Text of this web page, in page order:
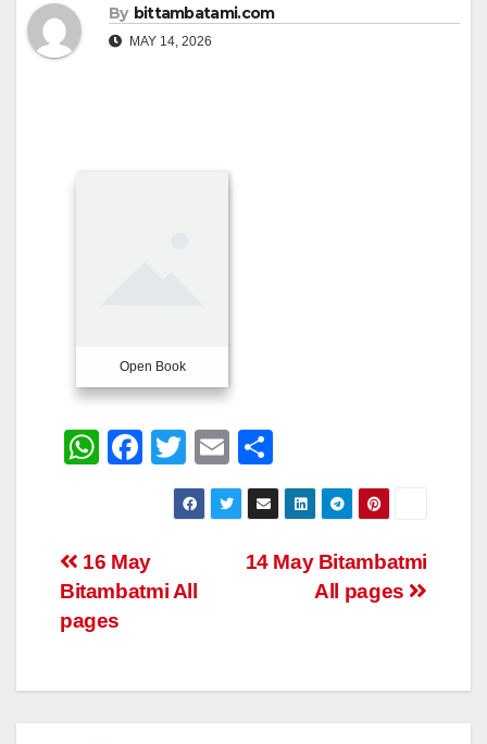
By bittambatami.com
MAY 14, 2026
Open Book
W
s
A
p
F
e
b
k
T
wi
tt
E
m
ail
h
ar
e
Post
navigation
14 May Bitambatmi
All pages
16 May
Bitambatmi All
pages